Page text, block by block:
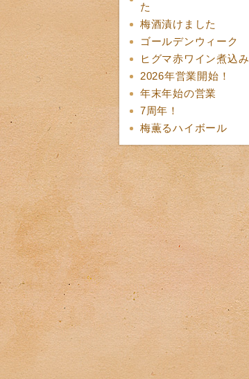
た
梅酒漬けました
ゴールデンウィーク
ヒグマ赤ワイン煮込み
2026年営業開始！
年末年始の営業
7周年！
梅薫るハイボール